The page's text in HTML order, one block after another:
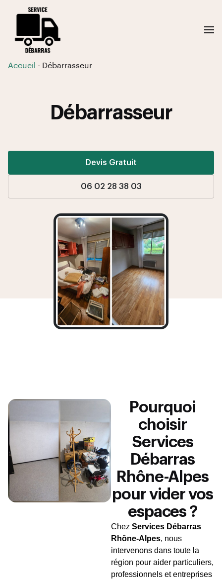
Accueil - Débarrasseur
Débarrasseur
Devis Gratuit
06 02 28 38 03
Pourquoi
choisir
Services
Débarras
Rhône-Alpes
pour vider vos
espaces ?
Chez Services Débarras
Rhône-Alpes, nous
intervenons dans toute la
région pour aider particuliers,
professionnels et entreprises